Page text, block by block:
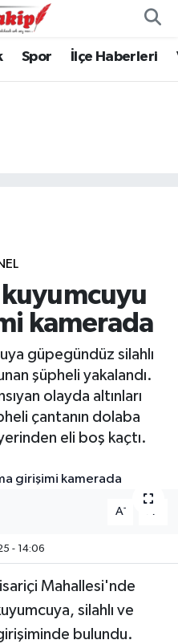
Spor İlçe Haberleri
kuyumcuyu
kamerada
güpegündüz silahlı
şüpheli yakalandı.
olayda altınları
çantanın dolaba
eli boş kaçtı.
A- A
- 14:06
Mahallesi'nde
silahlı ve
bulundu.